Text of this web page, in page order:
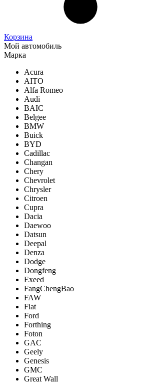
Корзина
Мой автомобиль
Марка
Acura
AITO
Alfa Romeo
Audi
BAIC
Belgee
BMW
Buick
BYD
Cadillac
Changan
Chery
Chevrolet
Chrysler
Citroen
Cupra
Dacia
Daewoo
Datsun
Deepal
Denza
Dodge
Dongfeng
Exeed
FangChengBao
FAW
Fiat
Ford
Forthing
Foton
GAC
Geely
Genesis
GMC
Great Wall